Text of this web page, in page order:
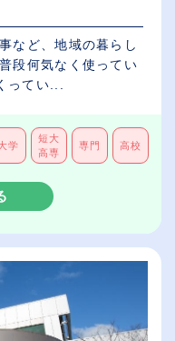
など、地域の暮らし
段何気なく使ってい
ってい...
学
短大
高専
専門 高校